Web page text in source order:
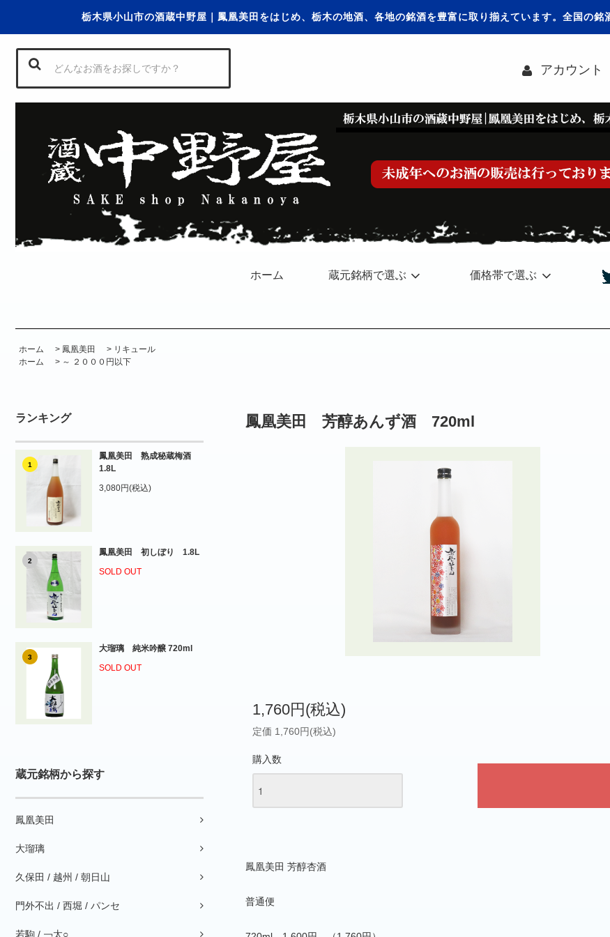
栃木県小山市の酒蔵中野屋｜鳳凰美田をはじめ、栃木の地酒、各地の銘酒を豊富に取り揃えています。全国の銘
アカウント
ホーム 蔵元銘柄で選ぶ 価格帯で選ぶ
ホーム > 鳳凰美田 > リキュール
ホーム
> ～ ２０００円以下
ランキング
1
鳳凰美田 熟成秘蔵梅酒
1.8L
3,080円(税込)
2
鳳凰美田 初しぼり 1.8L
SOLD OUT
3
大瑠璃 純米吟醸 720ml
SOLD OUT
蔵元銘柄から探す
鳳凰美田
大瑠璃
久保田 / 越州 / 朝日山
門外不出 / 西堀 / パンセ
若駒 / ￢太○
鳳凰美田 芳醇あんず酒 720ml
1,760円(税込)
定価 1,760円(税込)
購入数
鳳凰美田 芳醇杏酒
普通便